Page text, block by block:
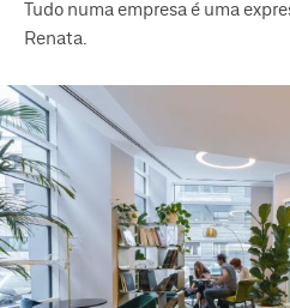
Tudo numa empresa é uma
Renata.